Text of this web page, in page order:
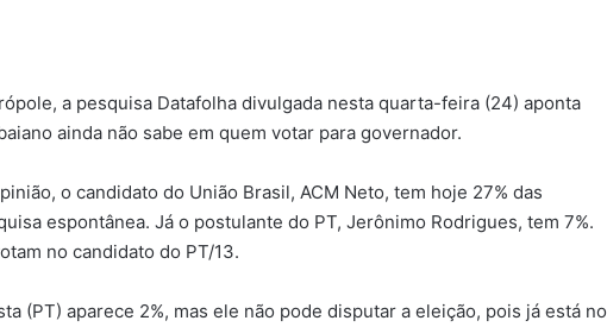
a pesquisa Datafolha divulgada nesta quarta-feira (24) aponta
ainda não sabe em quem votar para governador.
o candidato do União Brasil, ACM Neto, tem hoje 27% das
espontânea. Já o postulante do PT, Jerônimo Rodrigues, tem 7%.
no candidato do PT/13.
(PT) aparece 2%, mas ele não pode disputar a eleição, pois já está no